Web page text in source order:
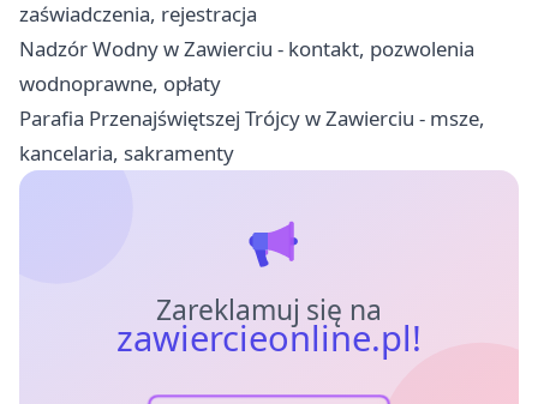
zaświadczenia, rejestracja
Nadzór Wodny w Zawierciu - kontakt, pozwolenia
wodnoprawne, opłaty
Parafia Przenajświętszej Trójcy w Zawierciu - msze,
kancelaria, sakramenty
Zareklamuj się na
zawiercieonline.pl!